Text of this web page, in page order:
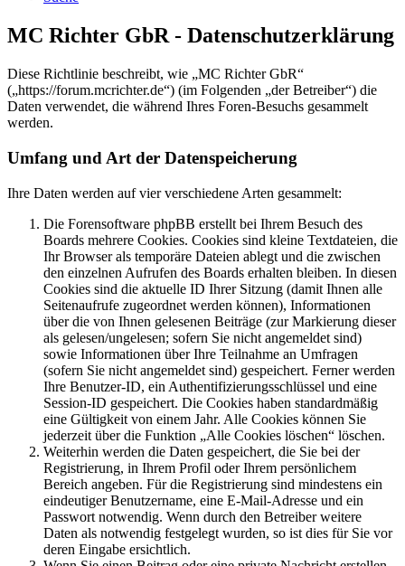
MC Richter GbR - Datenschutzerklärung
Diese Richtlinie beschreibt, wie „MC Richter GbR“
(„https://forum.mcrichter.de“) (im Folgenden „der Betreiber“) die
Daten verwendet, die während Ihres Foren-Besuchs gesammelt
werden.
Umfang und Art der Datenspeicherung
Ihre Daten werden auf vier verschiedene Arten gesammelt:
Die Forensoftware phpBB erstellt bei Ihrem Besuch des
Boards mehrere Cookies. Cookies sind kleine Textdateien, die
Ihr Browser als temporäre Dateien ablegt und die zwischen
den einzelnen Aufrufen des Boards erhalten bleiben. In diesen
Cookies sind die aktuelle ID Ihrer Sitzung (damit Ihnen alle
Seitenaufrufe zugeordnet werden können), Informationen
über die von Ihnen gelesenen Beiträge (zur Markierung dieser
als gelesen/ungelesen; sofern Sie nicht angemeldet sind)
sowie Informationen über Ihre Teilnahme an Umfragen
(sofern Sie nicht angemeldet sind) gespeichert. Ferner werden
Ihre Benutzer-ID, ein Authentifizierungsschlüssel und eine
Session-ID gespeichert. Die Cookies haben standardmäßig
eine Gültigkeit von einem Jahr. Alle Cookies können Sie
jederzeit über die Funktion „Alle Cookies löschen“ löschen.
Weiterhin werden die Daten gespeichert, die Sie bei der
Registrierung, in Ihrem Profil oder Ihrem persönlichem
Bereich angeben. Für die Registrierung sind mindestens ein
eindeutiger Benutzername, eine E-Mail-Adresse und ein
Passwort notwendig. Wenn durch den Betreiber weitere
Daten als notwendig festgelegt wurden, so ist dies für Sie vor
deren Eingabe ersichtlich.